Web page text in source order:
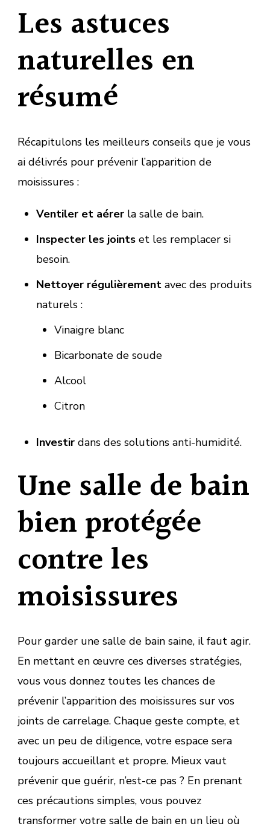
Les astuces
naturelles en
résumé
Récapitulons les meilleurs conseils que je vous
ai délivrés pour prévenir l’apparition de
moisissures :
Ventiler et aérerla salle de bain.
Inspecter les jointset les remplacer si
besoin.
Nettoyer régulièrementavec des produits
naturels :
Vinaigre blanc
Bicarbonate de soude
Alcool
Citron
Investirdans des solutions anti-humidité.
Une salle de bain
bien protégée
contre les
moisissures
Pour garder une salle de bain saine, il faut agir.
En mettant en œuvre ces diverses stratégies,
vous vous donnez toutes les chances de
prévenir l’apparition des moisissures sur vos
joints de carrelage. Chaque geste compte, et
avec un peu de diligence, votre espace sera
toujours accueillant et propre. Mieux vaut
prévenir que guérir, n’est-ce pas ? En prenant
ces précautions simples, vous pouvez
transformer votre salle de bain en un lieu où